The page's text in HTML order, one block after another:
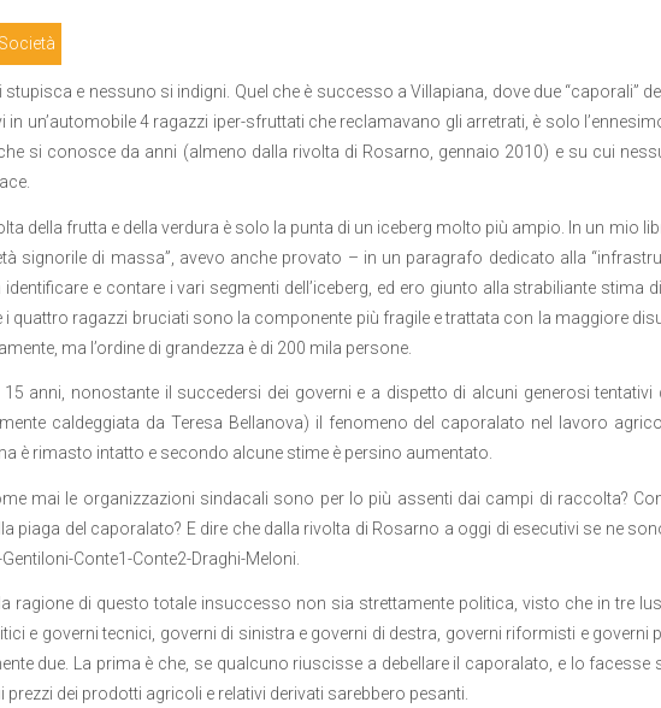
Società
stupisca e nessuno si indigni. Quel che è successo a Villapiana, dove due “caporali”
in un’automobile 4 ragazzi iper-sfruttati che reclamavano gli arretrati, è solo
si conosce da anni (almeno dalla rivolta di Rosarno, gennaio 2010) e su cui
della frutta e della verdura è solo la punta di un iceberg molto più ampio. In un mio
signorile di massa”, avevo anche provato – in un paragrafo dedicato alla
e contare i vari segmenti dell’iceberg, ed ero giunto alla strabiliante stima
i quattro ragazzi bruciati sono la componente più fragile e trattata con la maggiore
ma l’ordine di grandezza è di 200 mila persone.
15 anni, nonostante il succedersi dei governi e a dispetto di alcuni generosi
caldeggiata da Teresa Bellanova) il fenomeno del caporalato nel lavoro
è rimasto intatto e secondo alcune stime è persino aumentato.
mai le organizzazioni sindacali sono per lo più assenti dai campi di raccolta?
piaga del caporalato? E dire che dalla rivolta di Rosarno a oggi di esecutivi se ne
Gentiloni-Conte1-Conte2-Draghi-Meloni.
ragione di questo totale insuccesso non sia strettamente politica, visto che in tre
e governi tecnici, governi di sinistra e governi di destra, governi riformisti e governi
due. La prima è che, se qualcuno riuscisse a debellare il caporalato, e lo facesse
prezzi dei prodotti agricoli e relativi derivati sarebbero pesanti.